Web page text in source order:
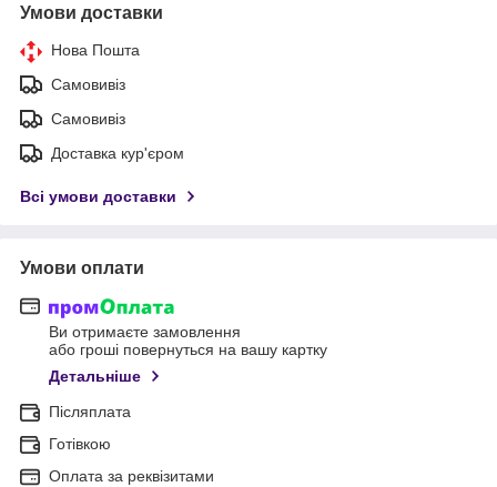
Умови доставки
Нова Пошта
Самовивіз
Самовивіз
Доставка кур'єром
Всі умови доставки
Умови оплати
Ви отримаєте замовлення
або гроші повернуться на вашу картку
Детальніше
Післяплата
Готівкою
Оплата за реквізитами